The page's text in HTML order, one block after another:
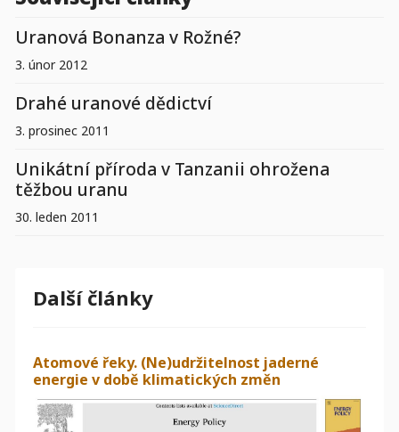
Uranová Bonanza v Rožné?
3. únor 2012
Drahé uranové dědictví
3. prosinec 2011
Unikátní příroda v Tanzanii ohrožena
těžbou uranu
30. leden 2011
Další články
Atomové řeky. (Ne)udržitelnost jaderné
energie v době klimatických změn